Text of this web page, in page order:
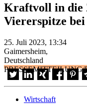
Kraftvoll in die
Viererspitze
25. Juli 2023, 13:34
Gaimersheim,
Deutschland
PRESSEMITTEILUNG/
Wirtschaft